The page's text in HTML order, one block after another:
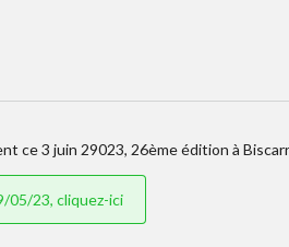
ce 3 juin 29023, 26ème édition à
05/23, cliquez-ici